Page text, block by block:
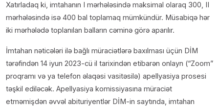
Xatırladaq ki, imtahanın I mərhələsində maksimal olaraq 300, II
mərhələsində isə 400 bal toplamaq mümkündür. Müsabiqə hər
iki mərhələdə toplanılan balların cəminə görə aparılır.
İmtahan nəticələri ilə bağlı müraciətlərə baxılması üçün DİM
tərəfindən 14 iyun 2023-cü il tarixindən etibarən onlayn (“Zoom”
proqramı və ya telefon əlaqəsi vasitəsilə) apellyasiya prosesi
təşkil ediləcək. Apellyasiya komissiyasına müraciət
etməmişdən əvvəl abituriyentlər DİM-in saytında, imtahan